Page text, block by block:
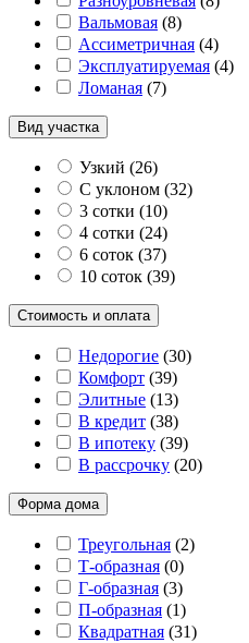
Вальмовая (8)
Ассиметричная (4)
Эксплуатируемая (4)
Ломаная (7)
Вид участка
Узкий (26)
С уклоном (32)
3 сотки (10)
4 сотки (24)
6 соток (37)
10 соток (39)
Стоимость и оплата
Недорогие (30)
Комфорт (39)
Элитные (13)
В кредит (38)
В ипотеку (39)
В рассрочку (20)
Форма дома
Треугольная (2)
Т-образная (0)
Г-образная (3)
П-образная (1)
Квадратная (31)